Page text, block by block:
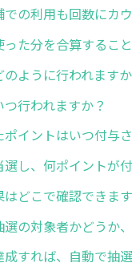
での利用も回数にカ
た分を合算するこ
ように行われます
行われますか？
ポイントはいつ付与
選し、何ポイントが
どこで確認できま
選の対象者かどうか
すれば、自動で抽